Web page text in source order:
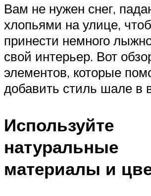
Вам не нужен снег,
хлопьями на улице,
принести немного
свой интерьер. Вот
элементов, которые
добавить стиль шале в
Используйте
натуральные
материалы и